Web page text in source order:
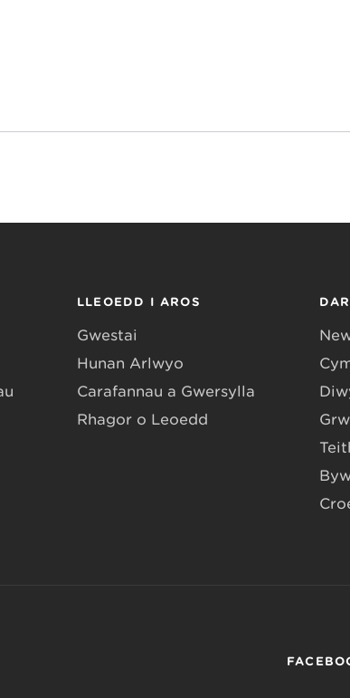
LLEOEDD I AROS
Gwestai
Hunan Arlwyo
Carafannau a Gwersylla
Rhagor o Leoedd